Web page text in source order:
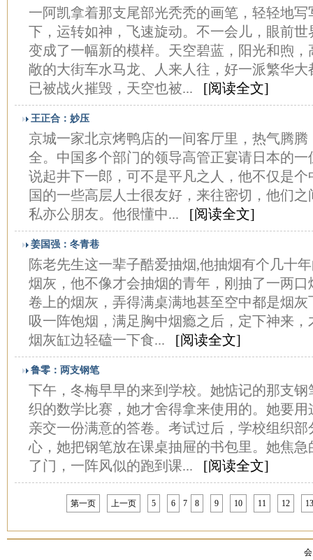
一阿凯拿着那支尾部光秃秃的画笔，轻轻地
下，运转如神，飞速旋动。不一会儿，眼前
变成了一幅新的模样。天空碧蓝，阳光和煦
敞的大街车水马龙、人来人往，好一派繁华
已被战火摧毁，天空也被... [阅读全文]
王正合：妙压
京城一家北京烤鸭店的一间客厅里，热气腾
全。中国多个部门的领导高管正宴请日本的
说起井下一郎，可不是平凡之人，他不仅是
国的一些高层人士很友好，来往密切，他们
私亦公朋友。他很懂中... [阅读全文]
姜国强：冬青巷
陈老先生这一辈子酷爱抽烟,他抽烟有个几十
烟灰，他不像才会抽烟的青年，刚抽了一两
卷上的烟灰，弄得满桌满地甚至空中都是烟
吸一阵饱烟，满足胸中烟瘾之后，定下神来
烟灰缸边轻磕一下食... [阅读全文]
鲁零：两支钢笔
下午，冬梅早早的来到学校。她惦记的那支
织的数学比赛，她才舍得拿来使用的。她要
亲交一份满意的答卷。考试过后，学校组织
心，她把钢笔放在课桌抽屉的书包里。她焦
了门，一阵风似的跑到课... [阅读全文]
第一页 上一页 5 6 7 8 9 10 11 12 13